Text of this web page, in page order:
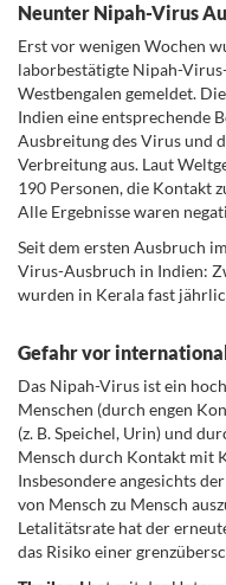
Neunter Nipah-Virus
Erst vor wenigen Wochen
laborbestätigte Nipah-
Westbengalen gemeldet.
Indien eine entsprechende
Ausbreitung des Virus und
Verbreitung aus. Laut
190 Personen, die Kontakt
Alle Ergebnisse waren
Seit dem ersten Ausbruch
Virus-Ausbruch in Indien:
wurden in Kerala fast
Gefahr vor
Das Nipah-Virus ist ein
Menschen (durch engen
(z. B. Speichel, Urin) und
Mensch durch Kontakt mit
Insbesondere angesichts
von Mensch zu Mensch
Letalitätsrate hat der
das Risiko einer